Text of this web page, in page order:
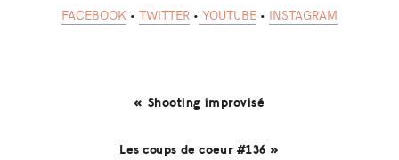
FACEBOOK • TWITTER • YOUTUBE • INSTAGRAM
« Shooting improvisé
Les coups de coeur #136 »